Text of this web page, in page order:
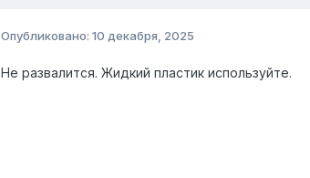
Опубликовано: 10 декабря, 2025
Не развалится. Жидкий пластик используйте.